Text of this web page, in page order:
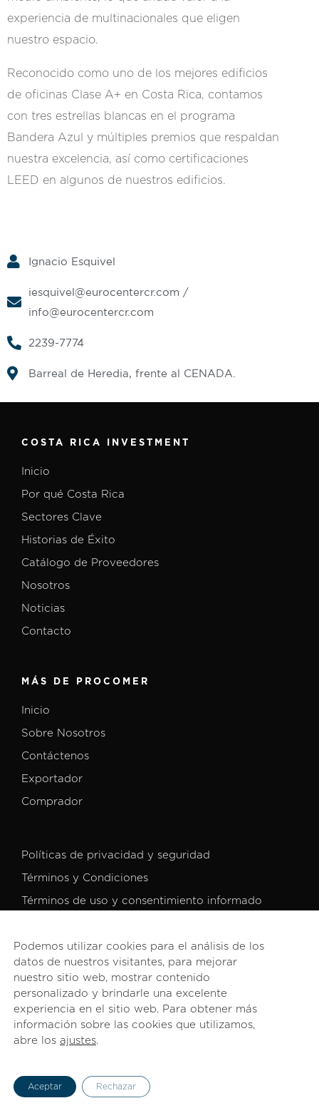
experiencia de multinacionales que eligen
nuestro espacio.
Reconocido como uno de los mejores edificios
de oficinas Clase A+ en Costa Rica, contamos
con tres estrellas blancas en el programa
Bandera Azul y múltiples premios que respaldan
nuestra excelencia, así como certificaciones
LEED en algunos de nuestros edificios.
Ignacio Esquivel
iesquivel@eurocentercr.com /
info@eurocentercr.com
2239-7774
Barreal de Heredia, frente al CENADA.
COSTA RICA INVESTMENT
Inicio
Por qué Costa Rica
Sectores Clave
Historias de Éxito
Catálogo de Proveedores
Nosotros
Noticias
Contacto
MÁS DE PROCOMER
Inicio
Sobre Nosotros
Contáctenos
Exportador
Comprador
Políticas de privacidad y seguridad
Términos y Condiciones
Términos de uso y consentimiento informado
© 2026 PROCOMER. Todos los derechos reservados.
Podemos utilizar cookies para el análisis de los
datos de nuestros visitantes, para mejorar
nuestro sitio web, mostrar contenido
personalizado y brindarle una excelente
experiencia en el sitio web. Para obtener más
información sobre las cookies que utilizamos,
abre los ajustes.
Aceptar Rechazar
English(Inglés